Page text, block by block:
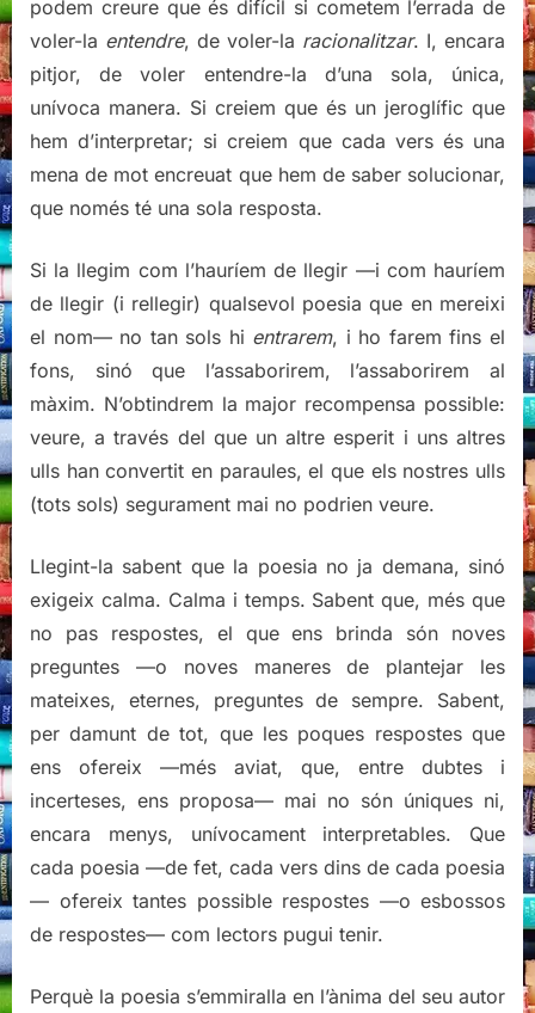
podem creure que és difícil si cometem l’errada de
voler-la entendre, de voler-la racionalitzar. I, encara
pitjor, de voler entendre-la d’una sola, única,
unívoca manera. Si creiem que és un jeroglífic que
hem d’interpretar; si creiem que cada vers és una
mena de mot encreuat que hem de saber solucionar,
que només té una sola resposta.
Si la llegim com l’hauríem de llegir —i com hauríem
de llegir (i rellegir) qualsevol poesia que en mereixi
el nom— no tan sols hi entrarem, i ho farem fins el
fons, sinó que l’assaborirem, l’assaborirem al
màxim. N’obtindrem la major recompensa possible:
veure, a través del que un altre esperit i uns altres
ulls han convertit en paraules, el que els nostres ulls
(tots sols) segurament mai no podrien veure.
Llegint-la sabent que la poesia no ja demana, sinó
exigeix calma. Calma i temps. Sabent que, més que
no pas respostes, el que ens brinda són noves
preguntes —o noves maneres de plantejar les
mateixes, eternes, preguntes de sempre. Sabent,
per damunt de tot, que les poques respostes que
ens ofereix —més aviat, que, entre dubtes i
incerteses, ens proposa— mai no són úniques ni,
encara menys, unívocament interpretables. Que
cada poesia —de fet, cada vers dins de cada poesia
— ofereix tantes possible respostes —o esbossos
de respostes— com lectors pugui tenir.
Perquè la poesia s’emmiralla en l’ànima del seu autor